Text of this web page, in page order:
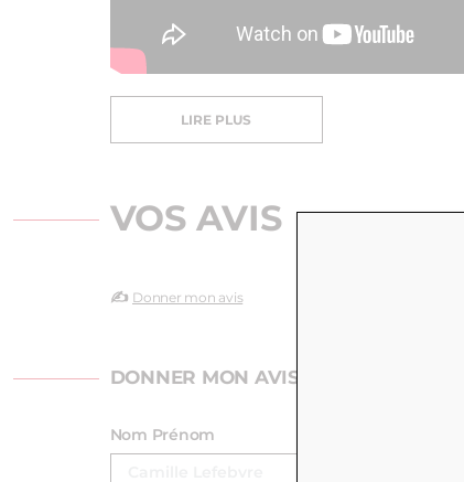
LIRE PLUS
VOS AVIS
✍️ Donner mon avis
DONNER MON AVIS
Nom Prénom